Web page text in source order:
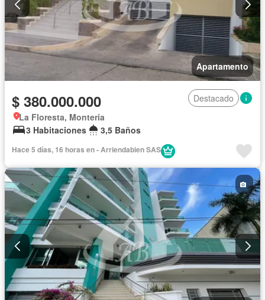
Apartamento
$ 380.000.000
Destacado
La Floresta, Montería
3 Habitaciones
3,5 Baños
Hace 5 días, 16 horas en - Arriendabien SAS